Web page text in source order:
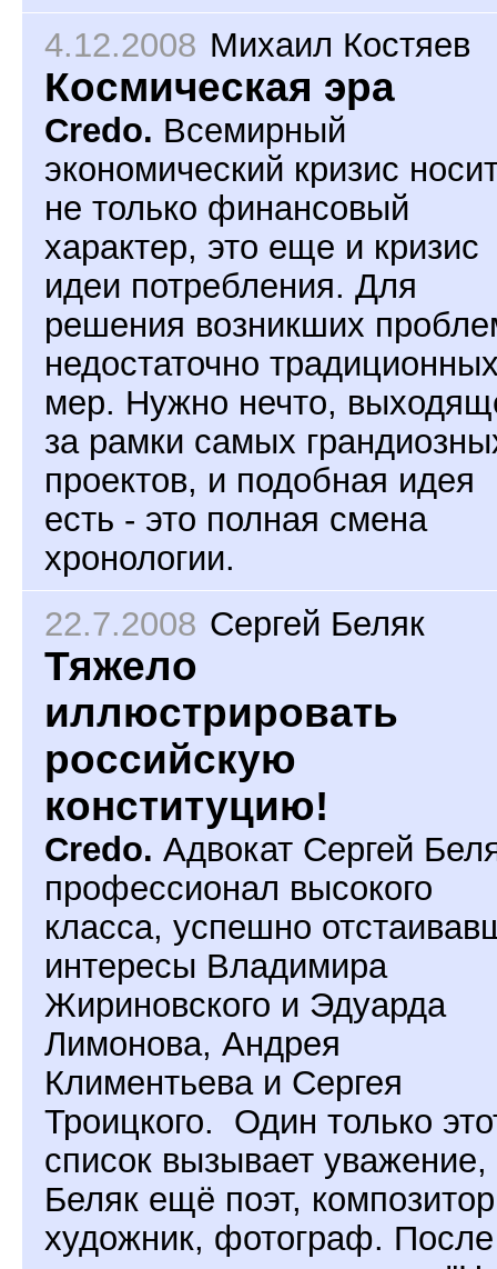
4.12.2008 Михаил Костяев
Космическая эра
Credo. Всемирный
экономический кризис
не только финансовый
характер, это еще и кризис
идеи потребления. Для
решения возникших
недостаточно
мер. Нужно нечто,
за рамки самых
проектов, и подобная идея
есть - это полная смена
хронологии.
22.7.2008 Сергей Беляк
Тяжело
иллюстрировать
российскую
конституцию!
Credo. Адвокат Сергей
профессионал высокого
класса, успешно
интересы Владимира
Жириновского и Эдуарда
Лимонова, Андрея
Климентьева и Сергея
Троицкого. Один только
список вызывает уважение,
Беляк ещё поэт,
художник, фотограф. После